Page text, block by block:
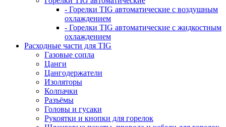
- Горелки TIG автоматические с воздушным
охлаждением
- Горелки TIG автоматические с жидкостным
охлаждением
Расходные части для TIG
Газовые сопла
Цанги
Цангодержатели
Изоляторы
Колпачки
Разъёмы
Головы и гусаки
Рукоятки и кнопки для горелок